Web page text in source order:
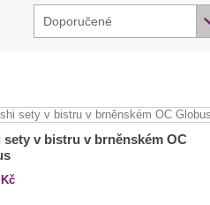
Doporučené
sety v bistru v brněnském OC